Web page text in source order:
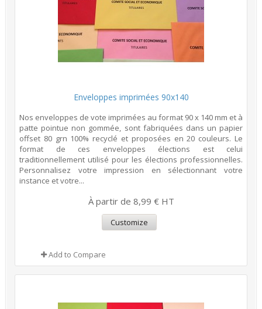
Enveloppes imprimées 90x140
Nos enveloppes de vote imprimées au format 90 x 140 mm et à
patte pointue non gommée, sont fabriquées dans un papier
offset 80 grn 100% recyclé et proposées en 20 couleurs. Le
format de ces enveloppes élections est celui
traditionnellement utilisé pour les élections professionnelles.
Personnalisez votre impression en sélectionnant votre
instance et votre...
À partir de 8,99 € HT
Customize
Add to Compare